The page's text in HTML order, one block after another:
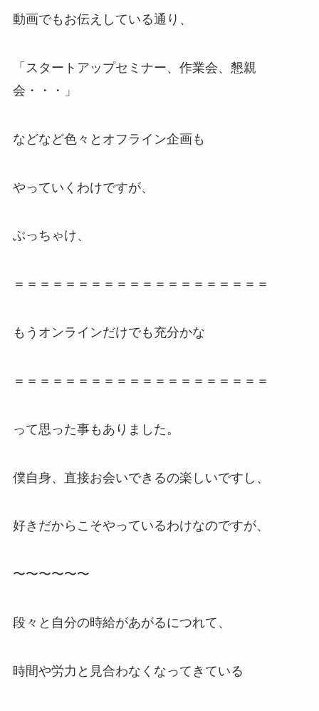
動画でもお伝えしている通り、
「スタートアップセミナー、作業会、懇親
会・・・」
などなど色々とオフライン企画も
やっていくわけですが、
ぶっちゃけ、
＝＝＝＝＝＝＝＝＝＝＝＝＝＝＝＝＝＝＝＝
もうオンラインだけでも充分かな
＝＝＝＝＝＝＝＝＝＝＝＝＝＝＝＝＝＝＝＝
って思った事もありました。
僕自身、直接お会いできるの楽しいですし、
好きだからこそやっているわけなのですが、
〜〜〜〜〜〜
段々と自分の時給があがるにつれて、
時間や労力と見合わなくなってきている